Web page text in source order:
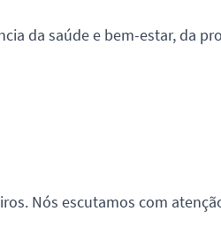
da saúde e bem-estar, da
Nós escutamos com